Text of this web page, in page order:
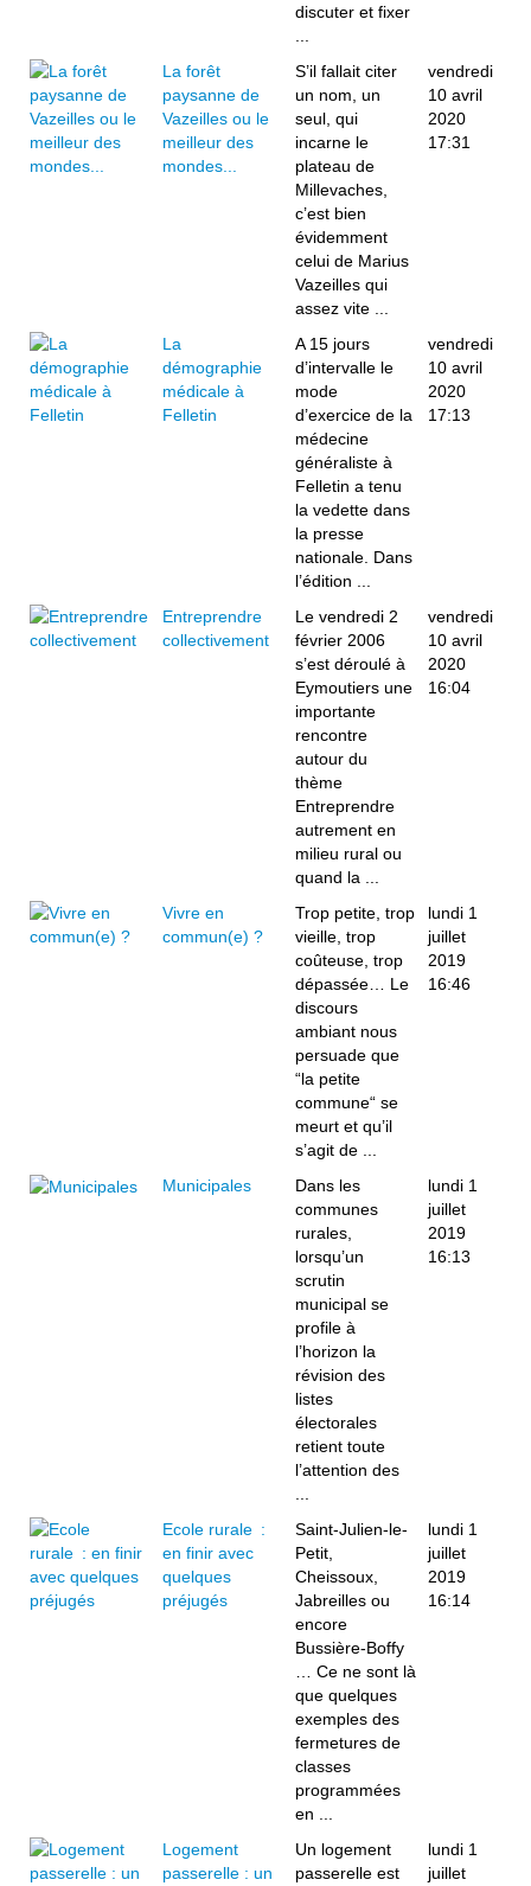
discuter et fixer
La forêt
paysanne de
Vazeilles ou le
meilleur des
mondes...
S’il fallait citer
un nom, un
seul, qui
incarne le
plateau de
Millevaches,
c’est bien
évidemment
celui de Marius
Vazeilles qui
assez vite ...
vendredi
10 avril
2020
17:31
La
démographie
médicale à
Felletin
A 15 jours
d’intervalle le
mode
d’exercice de la
médecine
généraliste à
Felletin a tenu
la vedette dans
la presse
nationale. Dans
l’édition ...
vendredi
10 avril
2020
17:13
Entreprendre
collectivement
Le vendredi 2
février 2006
s’est déroulé à
Eymoutiers une
importante
rencontre
autour du
thème
Entreprendre
autrement en
milieu rural ou
quand la ...
vendredi
10 avril
2020
16:04
Vivre en
commun(e) ?
Trop petite, trop
vieille, trop
coûteuse, trop
dépassée… Le
discours
ambiant nous
persuade que
“la petite
commune“ se
meurt et qu’il
s’agit de ...
lundi 1
juillet
2019
16:46
Municipales
­Dans les
communes
rurales,
lorsqu’un
scrutin
municipal se
profile à
l’horizon la
révision des
listes
électorales
retient toute
l’attention des
lundi 1
juillet
2019
16:13
Ecole rurale :
en finir avec
quelques
préjugés
Saint-Julien-le-
Petit,
Cheissoux,
Jabreilles ou
encore
Bussière-Boffy
… Ce ne sont là
que quelques
exemples des
fermetures de
classes
programmées
en ...
lundi 1
juillet
2019
16:14
Logement
passerelle : un
Un logement
passerelle est
lundi 1
juillet